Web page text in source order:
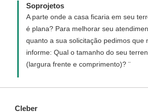
eu precisaria que quarto e sala fossem de
cozinha tipo americana da sala para trás,
reversivel, da suite e visitas e a varanda
contornando quarto e sala. Vocês tem
Soprojetos
A parte onde a casa ficaria em seu
é plana? Para melhorar seu
quanto a sua solicitação pedimos que
informe: Qual o tamanho do seu
(largura frente e comprimento)? ¨
Cleber